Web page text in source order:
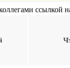
ссылкой